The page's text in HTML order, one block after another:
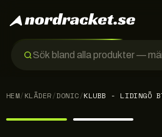
HEM/KLÄDER/DONIC/KLUBB - LIDINGÖ